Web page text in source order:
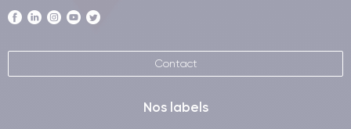
Contact
Nos labels